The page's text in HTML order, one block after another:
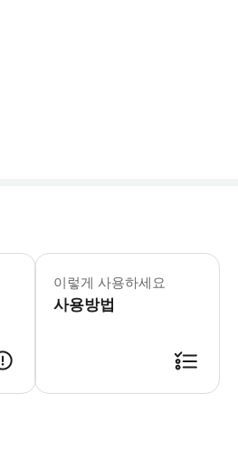
이렇게 사용하세요
사용방법